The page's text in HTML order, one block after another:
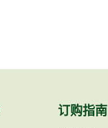
订购指南